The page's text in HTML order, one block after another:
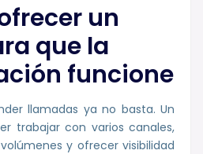
un
que la
funcione
llamadas ya no basta. Un
trabajar con varios canales,
y ofrecer visibilidad